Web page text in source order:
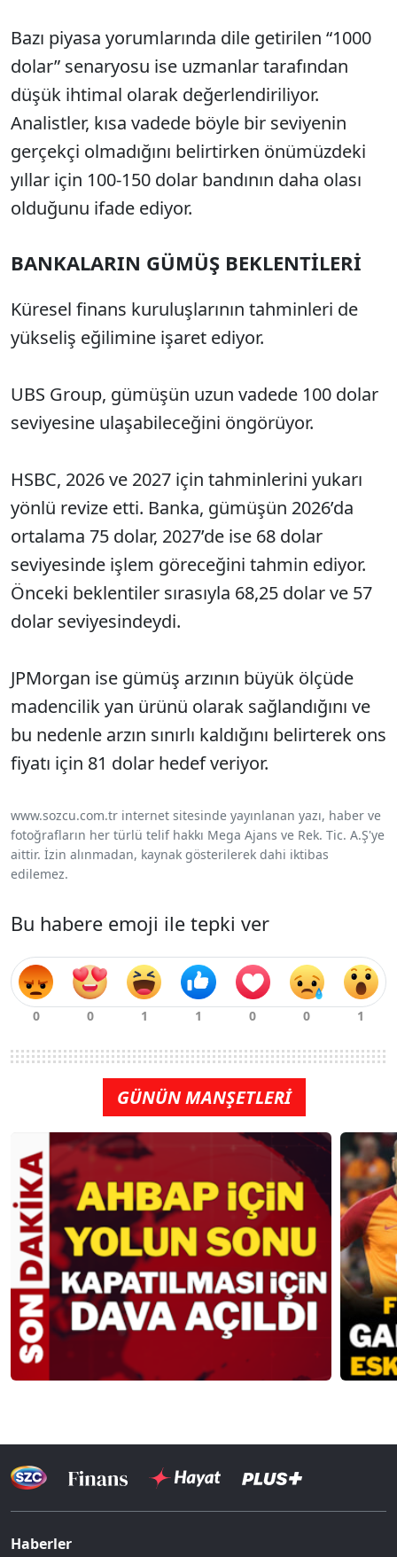
Bazı piyasa yorumlarında dile getirilen “1000
dolar” senaryosu ise uzmanlar tarafından
düşük ihtimal olarak değerlendiriliyor.
Analistler, kısa vadede böyle bir seviyenin
gerçekçi olmadığını belirtirken önümüzdeki
yıllar için 100-150 dolar bandının daha olası
olduğunu ifade ediyor.
BANKALARIN GÜMÜŞ BEKLENTİLERİ
Küresel finans kuruluşlarının tahminleri de
yükseliş eğilimine işaret ediyor.
UBS Group, gümüşün uzun vadede 100 dolar
seviyesine ulaşabileceğini öngörüyor.
HSBC, 2026 ve 2027 için tahminlerini yukarı
yönlü revize etti. Banka, gümüşün 2026’da
ortalama 75 dolar, 2027’de ise 68 dolar
seviyesinde işlem göreceğini tahmin ediyor.
Önceki beklentiler sırasıyla 68,25 dolar ve 57
dolar seviyesindeydi.
JPMorgan ise gümüş arzının büyük ölçüde
madencilik yan ürünü olarak sağlandığını ve
bu nedenle arzın sınırlı kaldığını belirterek ons
fiyatı için 81 dolar hedef veriyor.
www.sozcu.com.tr internet sitesinde yayınlanan yazı, haber ve
fotoğrafların her türlü telif hakkı Mega Ajans ve Rek. Tic. A.Ş'ye
aittir. İzin alınmadan, kaynak gösterilerek dahi iktibas
edilemez.
Bu habere emoji ile tepki ver
GÜNÜN MANŞETLERİ
Haberler